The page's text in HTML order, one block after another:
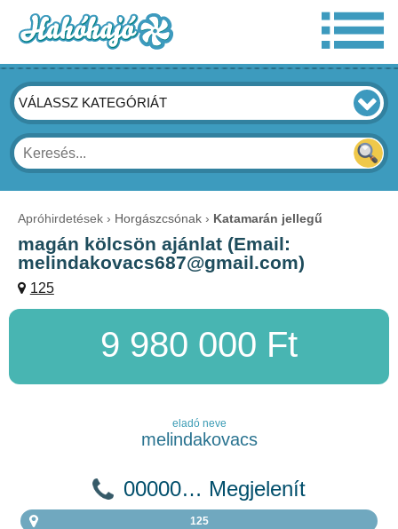
VÁLASSZ KATEGÓRIÁT
Apróhirdetések Horgászcsónak Katamarán jellegű
magán kölcsön ajánlat (Email:
melindakovacs687@gmail.com)
125
9 980 000 Ft
eladó neve
melindakovacs
00000… Megjelenít
125